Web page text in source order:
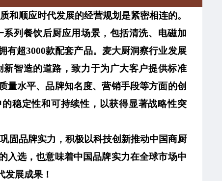
和顺应时代发展的经营规划是紧密相连的。
列餐饮后厨应用场景，包括清洗、电磁加
有超3000款配套产品。麦大厨洞察行业发展
新智造的道路，致力于为广大客户提供标准
量水平、品牌知名度、营销手段等方面的创
稳定性和可持续性，以获得显著战略性突
固品牌实力，积极以科技创新推动中国商厨
入选，也意味着中国品牌实力在全球市场中
展成果！